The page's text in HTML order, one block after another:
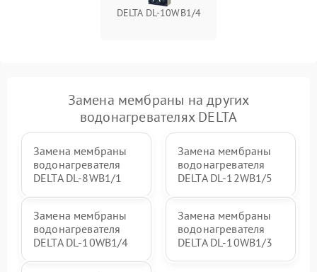
DELTA DL-10WB1/4
Замена мембраны на других
водонагревателях DELTA
Замена мембраны
водонагревателя
DELTA DL-8WB1/1
Замена мембраны
водонагревателя
DELTA DL-12WB1/5
Замена мембраны
водонагревателя
DELTA DL-10WB1/4
Замена мембраны
водонагревателя
DELTA DL-10WB1/3